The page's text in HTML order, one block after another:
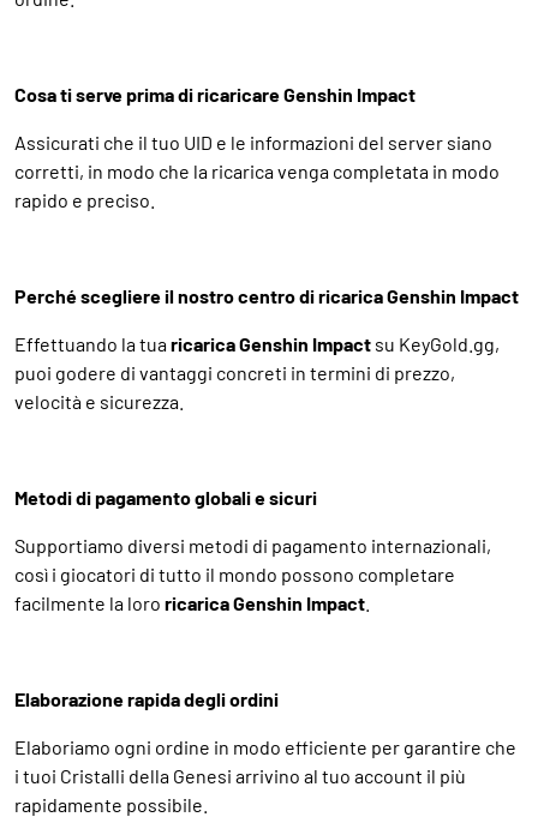
Cosa ti serve prima di ricaricare Genshin Impact
Assicurati che il tuo UID e le informazioni del server siano
corretti, in modo che la ricarica venga completata in modo
rapido e preciso.
Perché scegliere il nostro centro di ricarica Genshin Impact
Effettuando la tuaricarica Genshin Impact su KeyGold.gg,
puoi godere di vantaggi concreti in termini di prezzo,
velocità e sicurezza.
Metodi di pagamento globali e sicuri
Supportiamo diversi metodi di pagamento internazionali,
così i giocatori di tutto il mondo possono completare
facilmente la loro ricarica Genshin Impact
Elaborazione rapida degli ordini
Elaboriamo ogni ordine in modo efficiente per garantire che
i tuoi Cristalli della Genesi arrivino al tuo account il più
rapidamente possibile.